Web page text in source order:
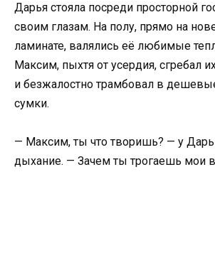
Дарья стояла посреди просторной
своим глазам. На полу, прямо на
ламинате, валялись её любимые
Максим, пыхтя от усердия, сгребал
и безжалостно трамбовал в
сумки.
— Максим, ты что творишь? — у
дыхание. — Зачем ты трогаешь мои